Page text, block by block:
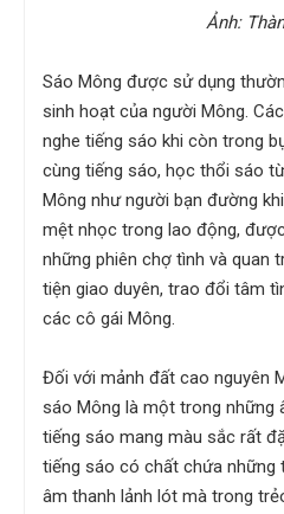
Ảnh:
Sáo Mông được sử dụng
sinh hoạt của người Mông.
nghe tiếng sáo khi còn trong
cùng tiếng sáo, học thổi sáo
Mông như người bạn đường
mệt nhọc trong lao động,
những phiên chợ tình và quan
tiện giao duyên, trao đổi tâm
các cô gái Mông.
Đối với mảnh đất cao nguyên
sáo Mông là một trong những
tiếng sáo mang màu sắc rất
tiếng sáo có chất chứa những
âm thanh lảnh lót mà trong